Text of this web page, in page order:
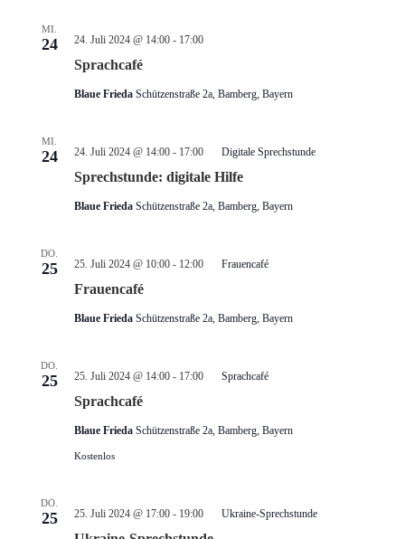
MI.
24
Sprachcafé
24. Juli 2024 @ 14:00- 17:00
Blaue Frieda Schützenstraße 2a, Bamberg, Bayern
MI.
24
Sprechstunde: digitale Hilfe
24. Juli 2024 @ 14:00- 17:00 Digitale Sprechstunde
Blaue Frieda Schützenstraße 2a, Bamberg, Bayern
DO.
25
Frauencafé
25. Juli 2024 @ 10:00- 12:00 Frauencafé
Blaue Frieda Schützenstraße 2a, Bamberg, Bayern
DO.
25
Sprachcafé
25. Juli 2024 @ 14:00- 17:00 Sprachcafé
Blaue Frieda Schützenstraße 2a, Bamberg, Bayern
Kostenlos
DO.
25 25. Juli 2024 @ 17:00- 19:00 Ukraine-Sprechstunde